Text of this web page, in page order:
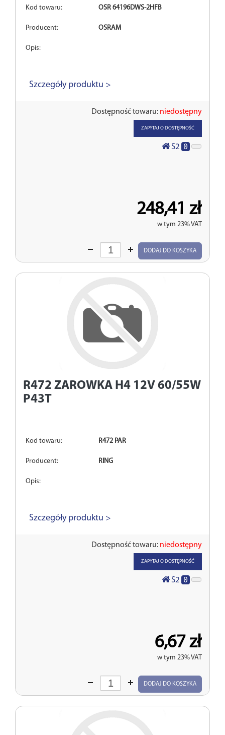
Kod towaru: OSR 64196DWS-2HFB
Producent: OSRAM
Opis:
Szczegóły produktu >
Dostępność towaru: niedostępny
ZAPYTAJ O DOSTĘPNOŚĆ
S2 0
248,41 zł
w tym 23% VAT
Wprowadź
DODAJ DO KOSZYKA
R472 ZAROWKA H4 12V 60/55W
P43T
Kod towaru: R472 PAR
Producent: RING
Opis:
Szczegóły produktu >
Dostępność towaru: niedostępny
ZAPYTAJ O DOSTĘPNOŚĆ
S2 0
6,67 zł
w tym 23% VAT
Wprowadź
DODAJ DO KOSZYKA